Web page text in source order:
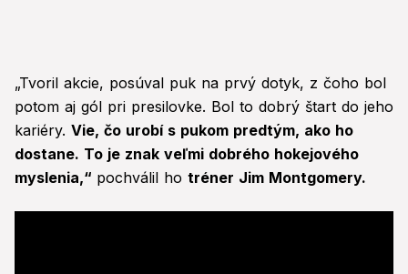
„Tvoril akcie, posúval puk na prvý dotyk, z čoho bol
potom aj gól pri presilovke. Bol to dobrý štart do jeho
kariéry. Vie, čo urobí s pukom predtým, ako ho
dostane. To je znak veľmi dobrého hokejového
myslenia,“ pochválil ho tréner Jim Montgomery.